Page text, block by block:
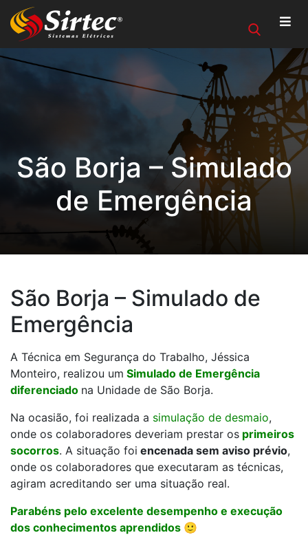
São Borja – Simulado
de Emergência
São Borja – Simulado de
Emergência
A Técnica em Segurança do Trabalho, Jéssica
Monteiro, realizou um Simulado de Emergência
diferenciado na Unidade de São Borja.
Na ocasião, foi realizada a simulação de desmaio,
onde os colaboradores deveriam prestar os primeiros
socorros. A situação foi encenada sem aviso prévio,
onde os colaboradores que executaram as técnicas,
agiram acreditando ser uma situação real.
Parabéns pelo excelente desempenho e execução
dos conhecimentos aprendidos 🙂